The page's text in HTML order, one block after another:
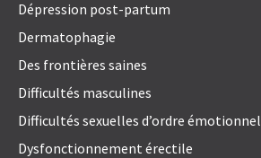
Dépression post-partum
Dermatophagie
Des frontières saines
Difficultés masculines
Difficultés sexuelles d’ordre émotionnel
Dysfonctionnement érectile